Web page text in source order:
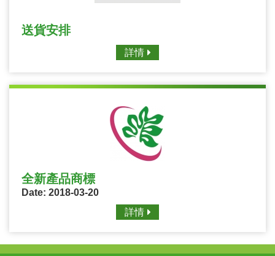
送貨安排
詳情
全新產品商標
Date: 2018-03-20
詳情